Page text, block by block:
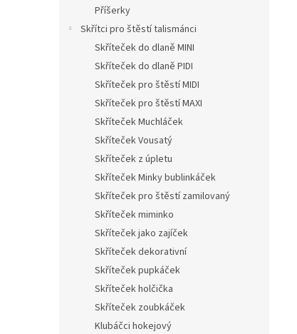
Příšerky
Skřítci pro štěstí talismánci
Skříteček do dlaně MINI
Skříteček do dlaně PIDI
Skříteček pro štěstí MIDI
Skříteček pro štěstí MAXI
Skříteček Muchláček
Skříteček Vousatý
Skříteček z úpletu
Skříteček Minky bublinkáček
Skříteček pro štěstí zamilovaný
Skříteček miminko
Skříteček jako zajíček
Skříteček dekorativní
Skříteček pupkáček
Skříteček holčička
Skříteček zoubkáček
Klubáčci hokejový